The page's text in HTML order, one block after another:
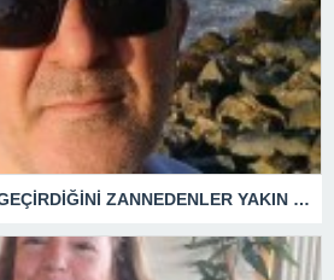
BU GÜN PARTİYİ ELE GEÇİRDİĞİNİ ZANNEDENLER YAKIN BİR GELECEKTE SİYASETİN ÇÖPLÜĞÜNDE YERİNİ ALACAKTIR